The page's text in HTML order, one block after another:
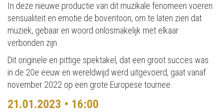
In deze nieuwe productie van dit muzikale fenomeen voeren
sensualiteit en emotie de boventoon, om te laten zien dat
muziek, gebaar en woord onlosmakelijk met elkaar
verbonden zijn.
Dit originele en pittige spektakel, dat een groot succes was
in de 20e eeuw en wereldwijd werd uitgevoerd, gaat vanaf
november 2022 op een grote Europese tournee.
21.01.2023 • 16:00